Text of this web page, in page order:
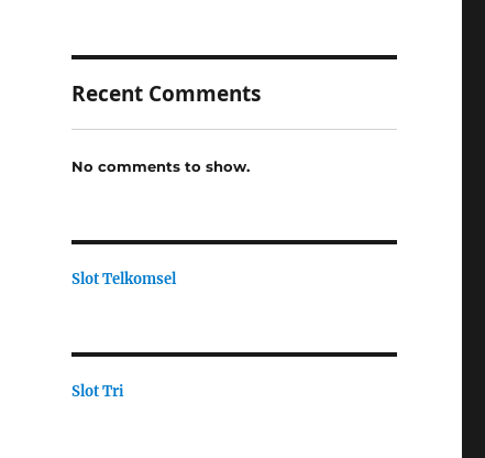
Recent Comments
No comments to show.
Slot Telkomsel
Slot Tri